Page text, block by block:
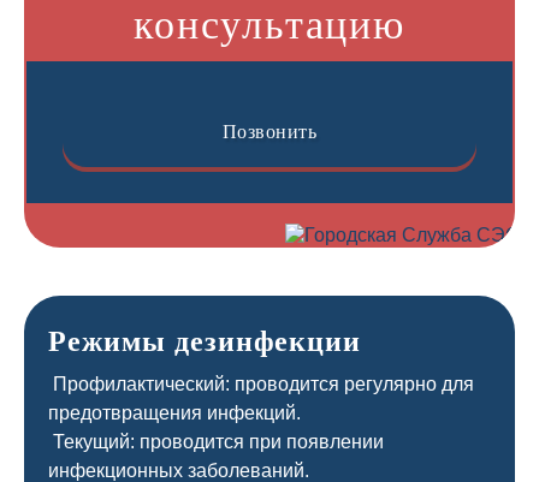
консультацию
Позвонить
Режимы дезинфекции
Профилактический: проводится регулярно для
предотвращения инфекций.
Текущий: проводится при появлении
инфекционных заболеваний.